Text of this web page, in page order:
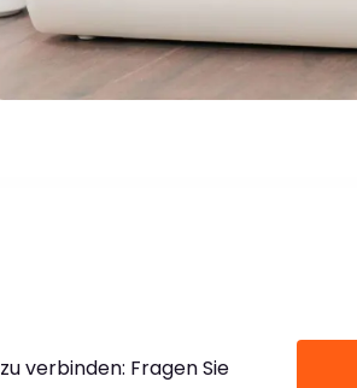
zu verbinden: Fragen Sie